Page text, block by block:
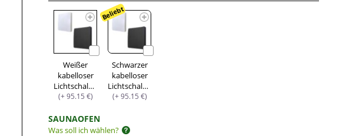
Weißer
kabelloser
Lichtschalter
(+ 95.15 €)
Schwarzer
kabelloser
Lichtschalter
(+ 95.15 €)
Beliebt
SAUNAOFEN
Was soll ich wählen?